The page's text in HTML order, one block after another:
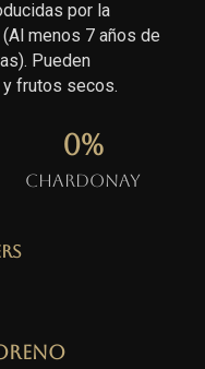
por la
menos 7 años de
Pueden
frutos secos.
Chardonay
0%